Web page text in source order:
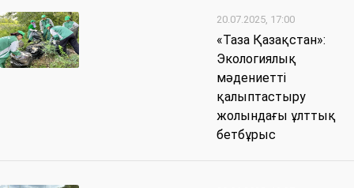
20.07.2025, 17:00
«Таза Қазақстан»:
Экологиялық
мәдениетті
қалыптастыру
жолындағы ұлттық
бетбұрыс